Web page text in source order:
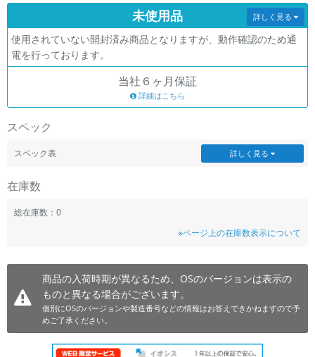
未使用品
使用されていない開封済み商品となりますが、動作確認のため通
電を行っております。
詳しく見る
当社６ヶ月保証
詳細はこちら
スペック
スペック表 詳しく見る
在庫数
総在庫数：0
※ページ上の在庫数表示について
商品の入荷時期が異なるため、OSのバージョンは表示の
ものと異なる場合がございます。
個別にOSのバージョンや製造番号などの情報はお答えできかねますので予
めご了承ください。
ランク
商品状態の絞り込み
「新品」「未使用」「中古」など
CPUの絞り込み
OS
OSの絞り込み
モニタサイズ